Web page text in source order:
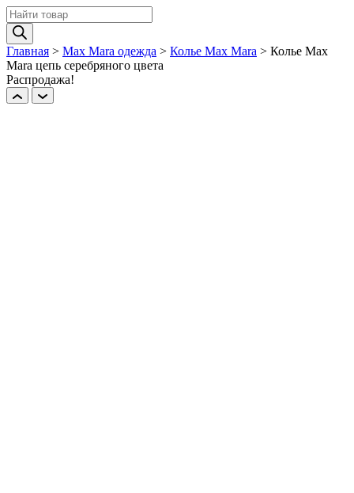
Поиск
товаров
Главная > Max Mara одежда > Колье Max Mara > Колье Max
Mara цепь серебряного цвета
Распродажа!